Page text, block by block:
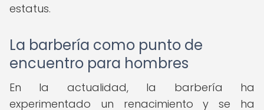
estatus.
La barbería como punto de
encuentro para hombres
En la actualidad, la barbería ha
experimentado un renacimiento y se ha